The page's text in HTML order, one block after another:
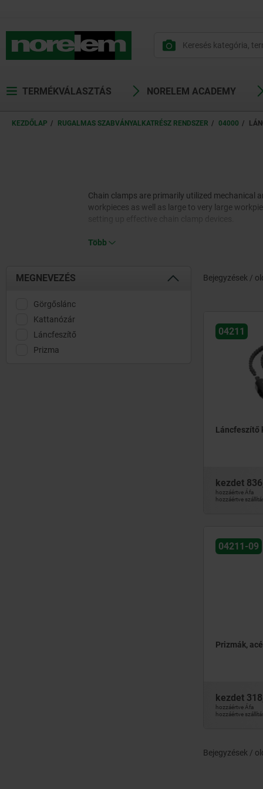
TERMÉKVÁLASZTÁS NORELEM ACADEMY
KEZDŐLAP RUGALMAS SZABVÁNYALKATRÉSZ RENDSZER 04000
Chain clamps are primarily utilized mechanical
workpieces as well as large to very large
Több
MEGNEVEZÉS
Görgőslánc
Kattanózár
Láncfeszítő
Prizma
Bejegyzések /
04211
Láncfeszítő
kezdet
hozzáértve Áfa
hozzáértve
04211-09
Prizmák,
kezdet
hozzáértve Áfa
hozzáértve
Bejegyzések /